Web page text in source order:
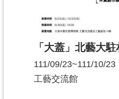
「大蓋」北藝大
111/09/23~111/10/23
工藝交流館